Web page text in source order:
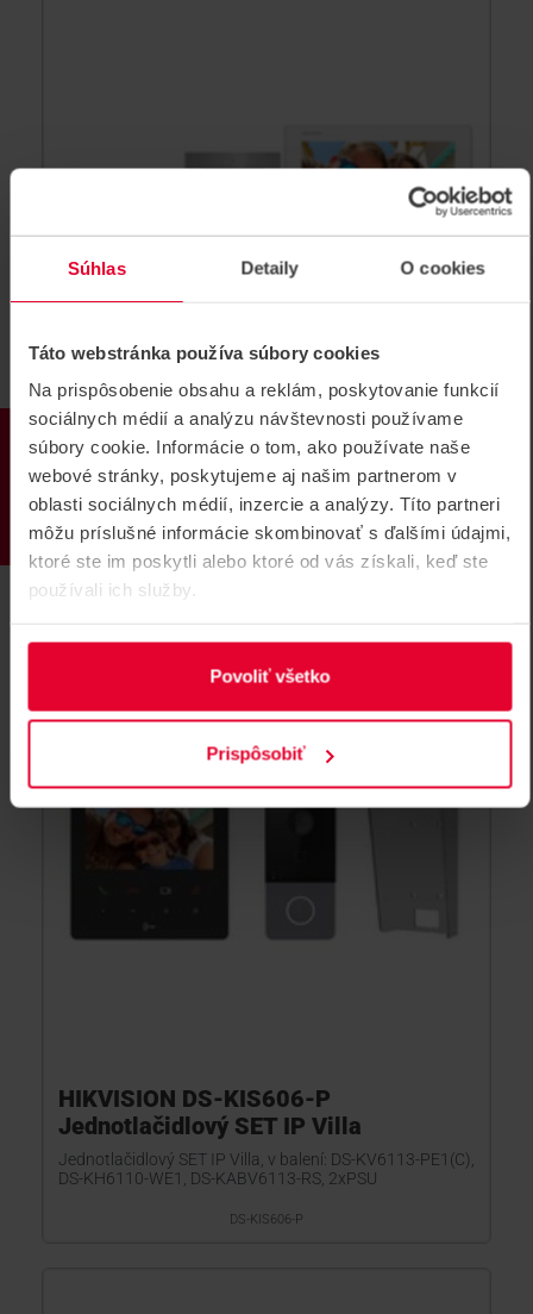
Súhlas Detaily O cookies
Táto webstránka používa súbory cookies
Na prispôsobenie obsahu a reklám, poskytovanie funkcií
sociálnych médií a analýzu návštevnosti používame
súbory cookie. Informácie o tom, ako používate naše
webové stránky, poskytujeme aj našim partnerom v
oblasti sociálnych médií, inzercie a analýzy. Títo partneri
môžu príslušné informácie skombinovať s ďalšími údajmi,
ktoré ste im poskytli alebo ktoré od vás získali, keď ste
používali ich služby.
Povoliť všetko
Prispôsobiť
PRODUKTY
HIKVISION DS-KIS704EY
Dvojvodičový HD videointerkom
Dvojvodičový HD videointerkom, obsahuje po jednom
kuse: DS-KH7300EY-WTE2, DS-KD7003EY-IME2, DS-
KAD7060EY
HIKVISION DS-KIS606-P
Jednotlačidlový SET IP Villa
Jednotlačidlový SET IP Villa, v balení: DS-KV6113-PE1(C),
DS-KH6110-WE1, DS-KABV6113-RS, 2xPSU
DS-KIS606-P